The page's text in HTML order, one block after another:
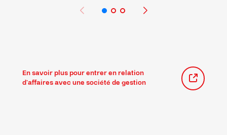
En savoir plus pour entrer en relation
d’affaires avec une société de gestion